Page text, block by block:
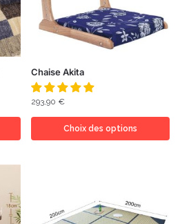
Chaise Akita
293,90 €
Choix des options